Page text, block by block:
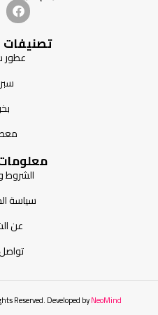
تصنيفات
عطور
الشروط
سياسة
عن
Reserved. Developed byNeoMind
بخور